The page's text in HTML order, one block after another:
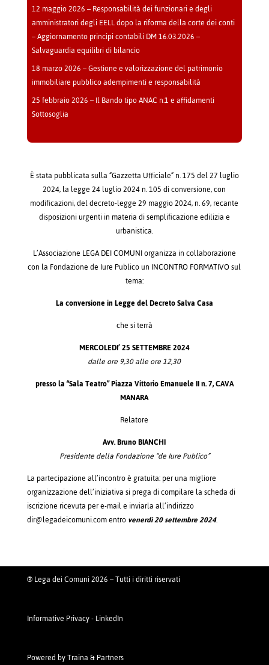
12 maggio 2026 – Responsabilità dei funzionari e degli
amministratori degli EELL dopo la riforma della corte dei conti
– Aggiornamento principi contabili DM 16.03.2026 –
Salvaguardia equilibri di bilancio
18 marzo 2026 – Gestione e valorizzazione del patrimonio
immobiliare pubblico adempimenti e responsabilità
25 febbraio 2026 – Il Bando tipo ANAC n.1 e affidamenti
Sottosoglia
È stata pubblicata sulla “Gazzetta Ufficiale” n. 175 del 27 luglio
2024, la legge 24 luglio 2024 n. 105 di conversione, con
modificazioni, del decreto-legge 29 maggio 2024, n. 69, recante
disposizioni urgenti in materia di semplificazione edilizia e
urbanistica.
L’Associazione LEGA DEI COMUNI organizza in collaborazione
con la Fondazione de Iure Publico un INCONTRO FORMATIVO sul
tema:
La conversione in Legge del Decreto Salva Casa
che si terrà
MERCOLEDI’ 25 SETTEMBRE 2024
dalle ore 9,30 alle ore 12,30
presso la “Sala Teatro” Piazza Vittorio Emanuele II n. 7, CAVA
MANARA
Relatore
Avv. Bruno BIANCHI
Presidente della Fondazione “de Iure Publico”
La partecipazione all’incontro è gratuita: per una migliore
organizzazione dell’iniziativa si prega di compilare la scheda di
iscrizione ricevuta per e-mail e inviarla all’indirizzo
dir@legadeicomuni.com entrovenerdì 20 settembre 2024.
® Lega dei Comuni 2026 – Tutti i diritti riservati
Informative Privacy-LinkedIn
Powered byTraina & Partners